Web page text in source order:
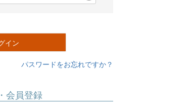
イン
パスワードをお忘れですか？
会員登録